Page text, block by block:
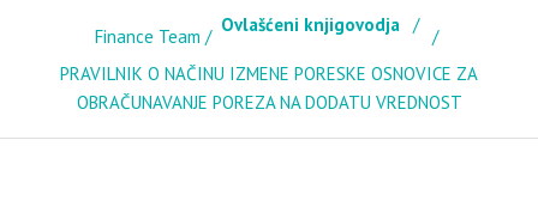
Finance Team
Ovlašćeni knjigovodja
PRAVILNIK O NAČINU IZMENE PORESKE OSNOVICE ZA
OBRAČUNAVANJE POREZA NA DODATU VREDNOST